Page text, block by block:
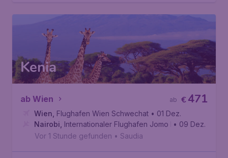
Kenia
ab Wien €471
ab
Wien Flughafen Wien Schwechat • 01 Dez.
Nairobi Internationaler Flughafen Jomo Kenyatta
• 09 Dez.
Vor 1 Stunde gefunden • Saudia